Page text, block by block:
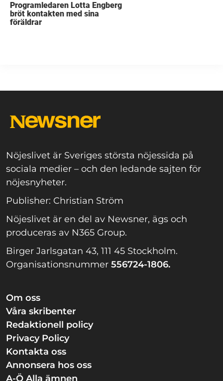
Programledaren Lotta Engberg
bröt kontakten med sina
föräldrar
Nöjeslivet är Sveriges största nöjessida på
sociala medier – och den ledande sajten för
nöjesnyheter.
Publisher: Christian Ström
Nöjeslivet är en del av Newsner, ägs och
produceras av N365 Group.
Birger Jarlsgatan 43, 111 45 Stockholm.
Organisationsnummer 556724-1806.
Om oss
Våra skribenter
Redaktionell policy
Privacy Policy
Kontakta oss
Annonsera hos oss
A-Ö Alla ämnen